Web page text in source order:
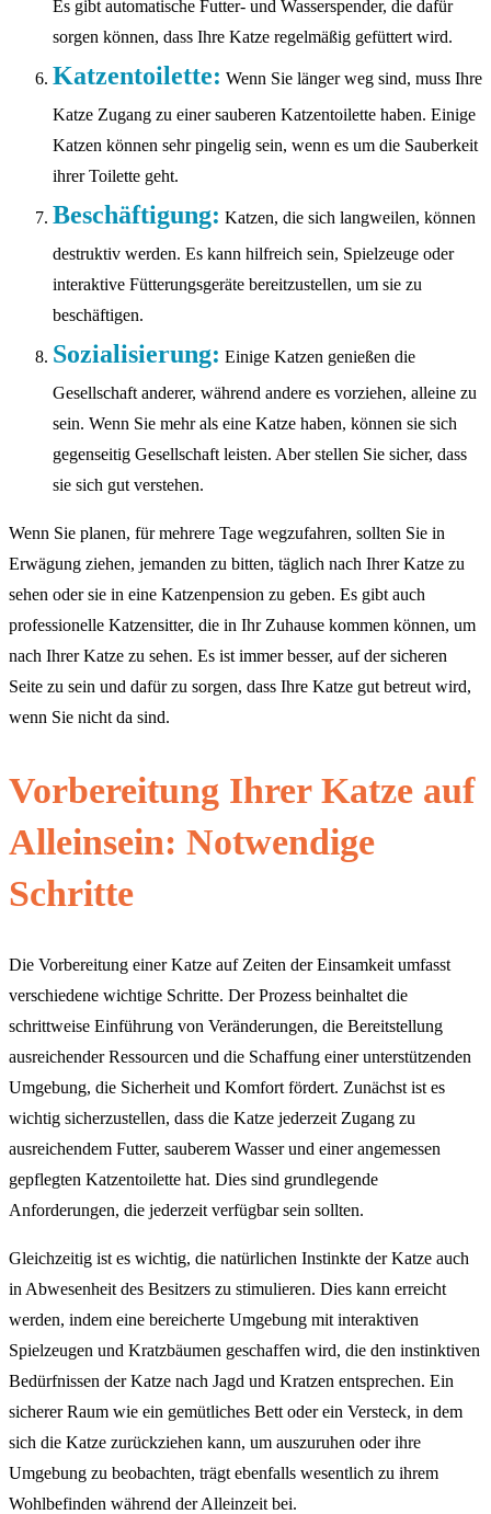
Es gibt automatische Futter- und Wasserspender, die dafür
sorgen können, dass Ihre Katze regelmäßig gefüttert wird.
Katzentoilette: Wenn Sie länger weg sind, muss Ihre
Katze Zugang zu einer sauberen Katzentoilette haben. Einige
Katzen können sehr pingelig sein, wenn es um die Sauberkeit
ihrer Toilette geht.
Beschäftigung: Katzen, die sich langweilen, können
destruktiv werden. Es kann hilfreich sein, Spielzeuge oder
interaktive Fütterungsgeräte bereitzustellen, um sie zu
beschäftigen.
Sozialisierung: Einige Katzen genießen die
Gesellschaft anderer, während andere es vorziehen, alleine zu
sein. Wenn Sie mehr als eine Katze haben, können sie sich
gegenseitig Gesellschaft leisten. Aber stellen Sie sicher, dass
sie sich gut verstehen.
Wenn Sie planen, für mehrere Tage wegzufahren, sollten Sie in
Erwägung ziehen, jemanden zu bitten, täglich nach Ihrer Katze zu
sehen oder sie in eine Katzenpension zu geben. Es gibt auch
professionelle Katzensitter, die in Ihr Zuhause kommen können, um
nach Ihrer Katze zu sehen. Es ist immer besser, auf der sicheren
Seite zu sein und dafür zu sorgen, dass Ihre Katze gut betreut wird,
wenn Sie nicht da sind.
Vorbereitung Ihrer Katze auf
Alleinsein: Notwendige
Schritte
Die Vorbereitung einer Katze auf Zeiten der Einsamkeit umfasst
verschiedene wichtige Schritte. Der Prozess beinhaltet die
schrittweise Einführung von Veränderungen, die Bereitstellung
ausreichender Ressourcen und die Schaffung einer unterstützenden
Umgebung, die Sicherheit und Komfort fördert. Zunächst ist es
wichtig sicherzustellen, dass die Katze jederzeit Zugang zu
ausreichendem Futter, sauberem Wasser und einer angemessen
gepflegten Katzentoilette hat. Dies sind grundlegende
Anforderungen, die jederzeit verfügbar sein sollten.
Gleichzeitig ist es wichtig, die natürlichen Instinkte der Katze auch
in Abwesenheit des Besitzers zu stimulieren. Dies kann erreicht
werden, indem eine bereicherte Umgebung mit interaktiven
Spielzeugen und Kratzbäumen geschaffen wird, die den instinktiven
Bedürfnissen der Katze nach Jagd und Kratzen entsprechen. Ein
sicherer Raum wie ein gemütliches Bett oder ein Versteck, in dem
sich die Katze zurückziehen kann, um auszuruhen oder ihre
Umgebung zu beobachten, trägt ebenfalls wesentlich zu ihrem
Wohlbefinden während der Alleinzeit bei.